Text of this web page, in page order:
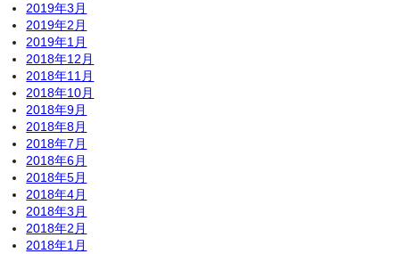
2019年3月
2019年2月
2019年1月
2018年12月
2018年11月
2018年10月
2018年9月
2018年8月
2018年7月
2018年6月
2018年5月
2018年4月
2018年3月
2018年2月
2018年1月